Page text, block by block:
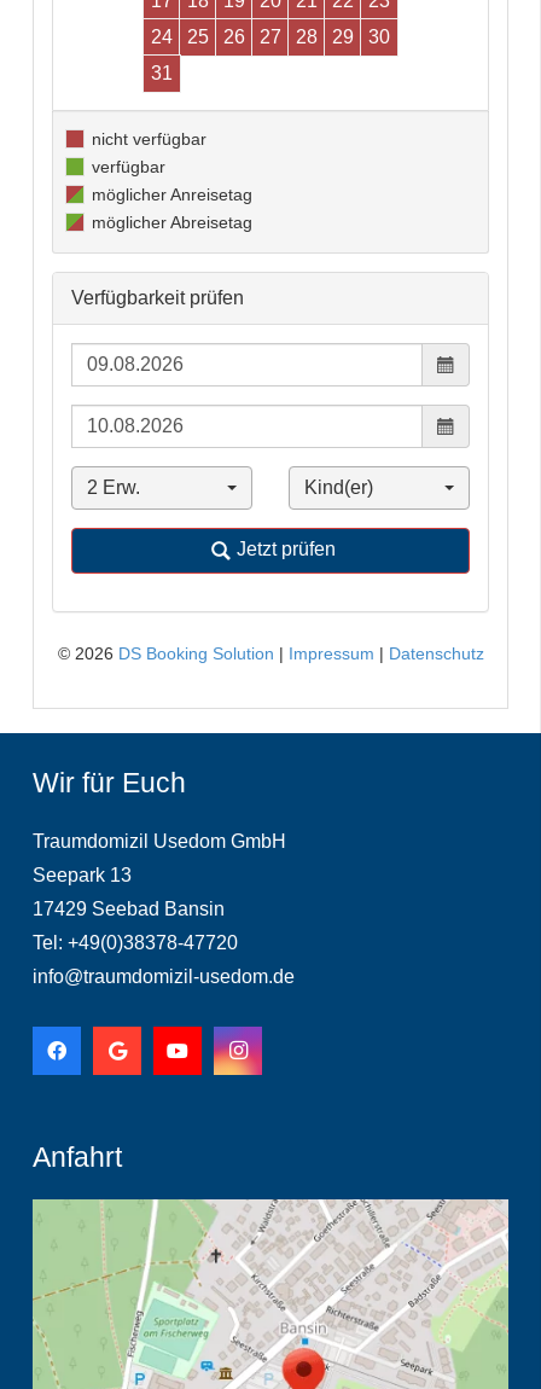
Wir für Euch
Traumdomizil Usedom GmbH
Seepark 13
17429 Seebad Bansin
Tel: +49(0)38378-47720
info@traumdomizil-usedom.de
Anfahrt